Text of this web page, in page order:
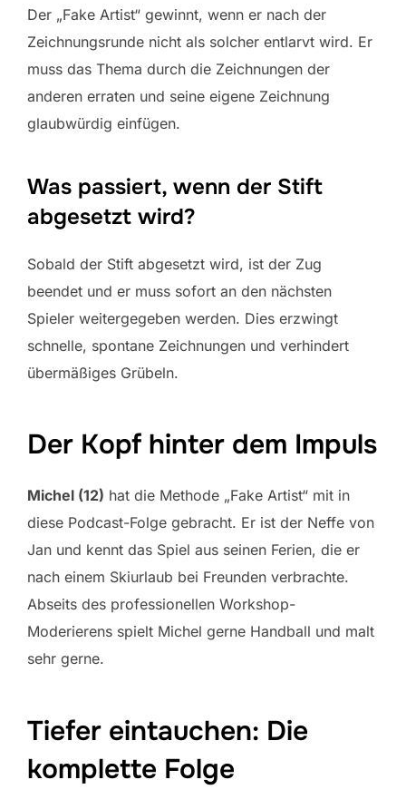
Der „Fake Artist“ gewinnt, wenn er nach der
Zeichnungsrunde nicht als solcher entlarvt wird. Er
muss das Thema durch die Zeichnungen der
anderen erraten und seine eigene Zeichnung
glaubwürdig einfügen.
Was passiert, wenn der Stift
abgesetzt wird?
Sobald der Stift abgesetzt wird, ist der Zug
beendet und er muss sofort an den nächsten
Spieler weitergegeben werden. Dies erzwingt
schnelle, spontane Zeichnungen und verhindert
übermäßiges Grübeln.
Der Kopf hinter dem Impuls
Michel (12) hat die Methode „Fake Artist“ mit in
diese Podcast-Folge gebracht. Er ist der Neffe von
Jan und kennt das Spiel aus seinen Ferien, die er
nach einem Skiurlaub bei Freunden verbrachte.
Abseits des professionellen Workshop-
Moderierens spielt Michel gerne Handball und malt
sehr gerne.
Tiefer eintauchen: Die
komplette Folge